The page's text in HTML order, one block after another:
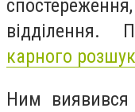
відділення.
карного
Ним виявився